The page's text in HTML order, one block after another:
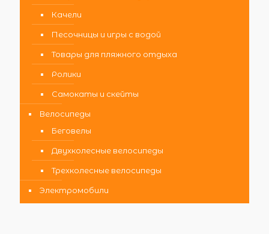
Качели
Песочницы и игры с водой
Товары для пляжного отдыха
Ролики
Самокаты и скейты
Велосипеды
Беговелы
Двухколесные велосипеды
Трехколесные велосипеды
Электромобили